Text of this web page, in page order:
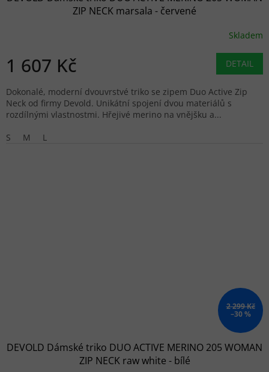
ZIP NECK marsala - červené
Skladem
1 607 Kč DETAIL
Dokonalé, moderní dvouvrstvé triko se zipem Duo Active Zip
Neck od firmy Devold. Unikátní spojení dvou materiálů s
rozdílnými vlastnostmi. Hřejivé merino na vnějšku a...
S
M L
2 299 Kč
–30 %
DEVOLD Dámské triko DUO ACTIVE MERINO 205 WOMAN
ZIP NECK raw white - bílé